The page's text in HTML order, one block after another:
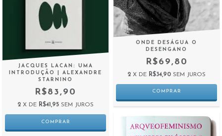
JACQUES LACAN: UMA
INTRODUÇÃO | ALEXANDRE
STARNINO
R$83,90
2 X DE R$41,95 SEM JUROS
ONDE DESÁGUA O
DESENGANO
R$69,80
2 X DE R$34,90 SEM JUROS